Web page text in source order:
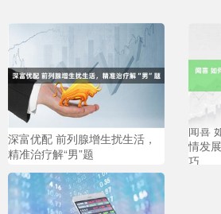
深富优配 前列腺增生扰生活，
精准治疗解“男”题
闻喜
情发
巧